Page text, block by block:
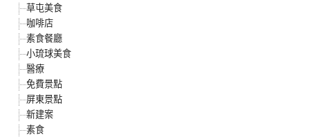
草屯美食
咖啡店
素食餐廳
小琉球美食
醫療
免費景點
屏東景點
新建案
素食